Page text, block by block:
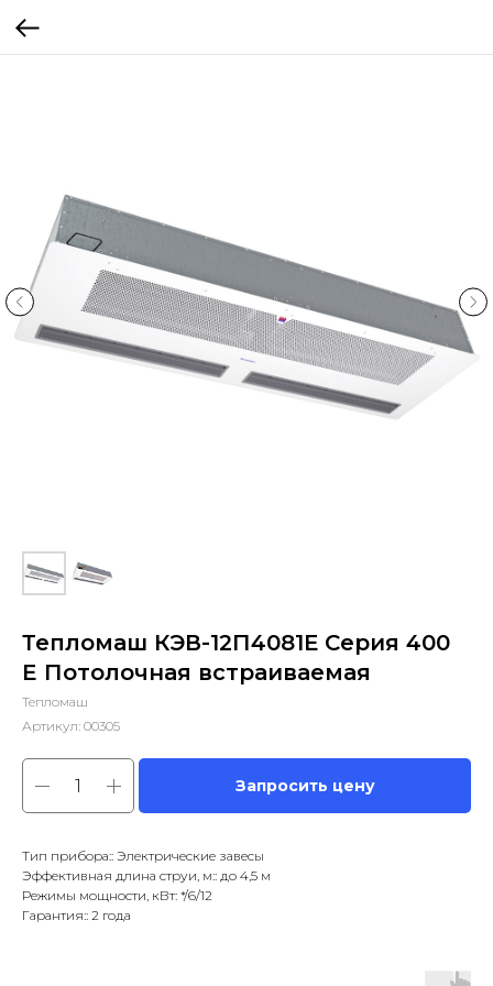
Тепломаш КЭВ-12П4081Е Серия 400
E Потолочная встраиваемая
Тепломаш
Артикул: 00305
Запросить цену
Тип прибора:: Электрические завесы
Эффективная длина струи, м:: до 4,5 м
Режимы мощности, кВт: */6/12
Гарантия:: 2 года